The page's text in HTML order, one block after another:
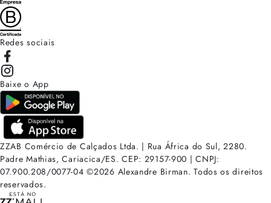
Redes sociais
Baixe o App
ZZAB Comércio de Calçados Ltda. | Rua África do Sul, 2280.
Padre Mathias, Cariacica/ES. CEP: 29157-900 | CNPJ:
07.900.208/0077-04 ©2026 Alexandre Birman. Todos os direitos
reservados.